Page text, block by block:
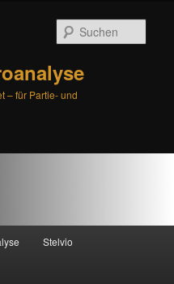
– für Partie- und
Stelvio